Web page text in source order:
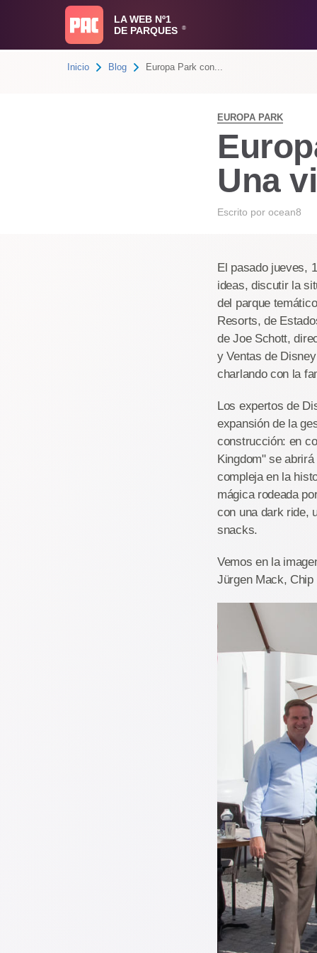
LA WEB Nº1
DE PARQUES
®
Inicio Blog Europa Park con...
EUROPA PARK
Una
Escrito por ocean8
El pasado jueves,
ideas, discutir la
del parque
Resorts, de
de Joe Schott,
y Ventas de
charlando con la
Los expertos de
expansión de la
construcción: en
Kingdom" se
compleja en la
mágica rodeada
con una dark ride,
snacks.
Vemos en la
Jürgen Mack,